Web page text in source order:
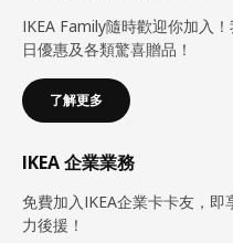
IKEA Family隨時歡迎你加入
日優惠及各類驚喜贈品！
了解更多
IKEA 企業業務
免費加入IKEA企業卡卡友，
力後援！